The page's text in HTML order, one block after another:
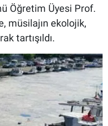
Öğretim Üyesi Prof.
müsilajın ekolojik,
tartışıldı.